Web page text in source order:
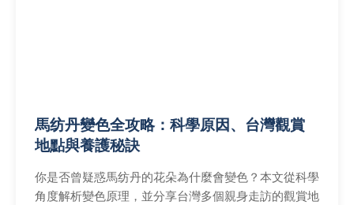
馬纺丹變色全攻略：科學原因、台灣觀賞
地點與養護秘訣
你是否曾疑惑馬纺丹的花朵為什麼會變色？本文從科學
角度解析變色原理，並分享台灣多個親身走訪的觀賞地